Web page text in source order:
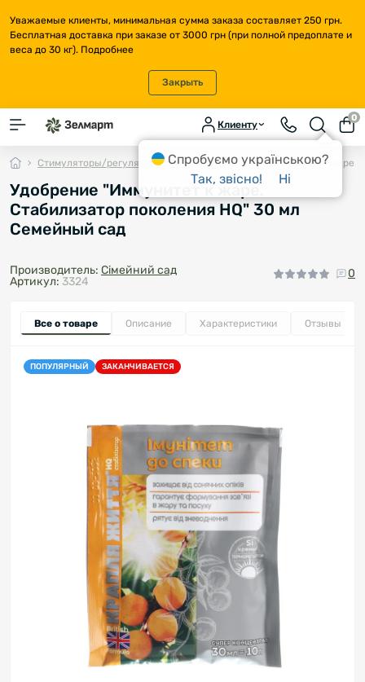
Уважаемые клиенты, минимальная сумма заказа составляет 250 грн.
Бесплатная доставка при заказе от 3000 грн (при полной предоплате и
веса до 30 кг). Подробнее
Закрыть
Клиенту
0
Стимуляторы/регуляторы роста Удобрение "Иммунитет к жаре.
Удобрение "Иммунитет к жаре.
Стабилизатор поколения HQ" 30 мл
Семейный сад
Производитель: Сімейний сад
Артикул: 3324
0
Все о товаре Описание Характеристики Отзывы
ПОПУЛЯРНЫЙ ЗАКАНЧИВАЕТСЯ
Спробуємо українською?
Так, звісно!
Ні